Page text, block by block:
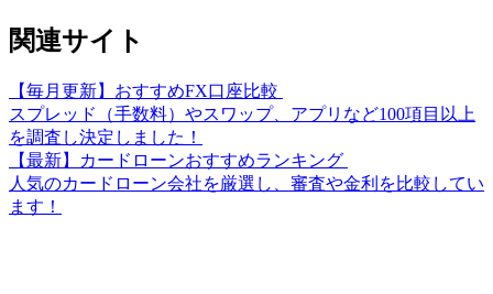
関連サイト
【毎月更新】おすすめFX口座比較
スプレッド（手数料）やスワップ、アプリなど100項目以上
を調査し決定しました！
【最新】カードローンおすすめランキング
人気のカードローン会社を厳選し、審査や金利を比較してい
ます！